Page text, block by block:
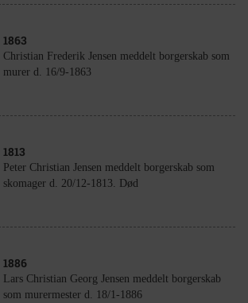
1863
Christian Frederik Jensen meddelt borgerskab som
murer d. 16/9-1863
1813
Peter Christian Jensen meddelt borgerskab som
skomager d. 20/12-1813. Død
1886
Lars Christian Georg Jensen meddelt borgerskab
som murermester d. 18/1-1886